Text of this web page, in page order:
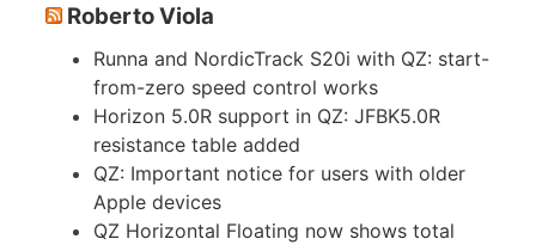
Roberto Viola
Runna and NordicTrack S20i with QZ: start-
from-zero speed control works
Horizon 5.0R support in QZ: JFBK5.0R
resistance table added
QZ: Important notice for users with older
Apple devices
QZ Horizontal Floating now shows total